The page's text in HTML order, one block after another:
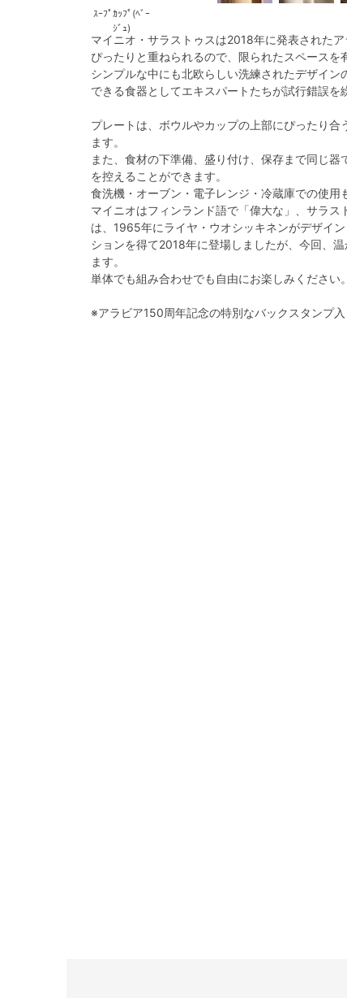
ｽｰﾌﾟｶｯﾌﾟ(ﾍﾞｰ
ｼﾞｭ)
マイニオ・サラストゥスは2018年に発表されたア
ぴったりと重ねられるので、限られたスペースを
シンプルな中にも北欧らしい洗練されたデザイ
できる食器としてエキスパートたちが試行錯誤を
プレートは、ボウルやカップの上部にぴったり
ます。
また、食材の下準備、盛り付け、保存まで同じ
を控えることができます。
食洗機・オーブン・電子レンジ・冷蔵庫での使用
マイニオはフィンランド語で「偉大な」、サラ
は、1965年にライヤ・ウオシッキネンがデザイ
ションを得て2018年に登場しましたが、今回、
ます。
単体でも組み合わせでも自由にお楽しみください。
※アラビア150周年記念の特別なバックスタンプ入